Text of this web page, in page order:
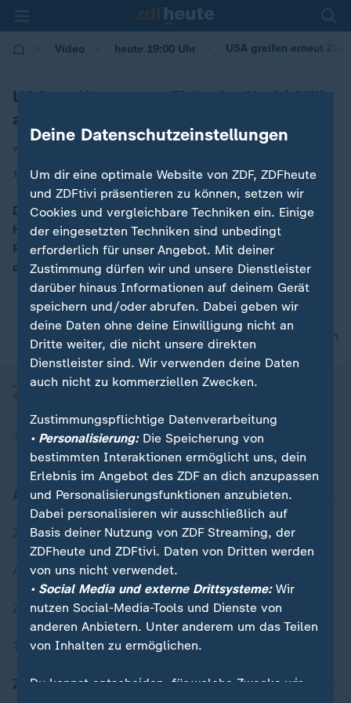
Video heute 19:00 Uhr USA greifen erneut
USA greifen erneut Ziele der Huthi-Miliz
an
von Benjamin Daniel
13.01.2024 | 19:00 |
Die USA haben erneut einen Militärschlag gegen die
Huthi-Miliz im Jemen geführt. Ziel sei eine
Radaranlage gewesen. Hintergrund sind die Angriffe
der Huthi-Rebellen im Roten Meer.
nach oben
Aktuell bei ZDFheute
Zuletzt veröffentlicht
Aktuelle Sendungs-Videos
ZDFheute Stories
Themen im Überblick
ZDFheute Update
Deine Datenschutzeinstellungen
Um dir eine optimale Website von ZDF, ZDFheute
und ZDFtivi präsentieren zu können, setzen wir
Cookies und vergleichbare Techniken ein. Einige
der eingesetzten Techniken sind unbedingt
erforderlich für unser Angebot. Mit deiner
Zustimmung dürfen wir und unsere Dienstleister
darüber hinaus Informationen auf deinem Gerät
speichern und/oder abrufen. Dabei geben wir
deine Daten ohne deine Einwilligung nicht an
Dritte weiter, die nicht unsere direkten
Dienstleister sind. Wir verwenden deine Daten
auch nicht zu kommerziellen Zwecken.
Zustimmungspflichtige Datenverarbeitung
• Personalisierung:Die Speicherung von
bestimmten Interaktionen ermöglicht uns, dein
Erlebnis im Angebot des ZDF an dich anzupassen
und Personalisierungsfunktionen anzubieten.
Dabei personalisieren wir ausschließlich auf
Basis deiner Nutzung von ZDF Streaming, der
ZDFheute und ZDFtivi. Daten von Dritten werden
von uns nicht verwendet.
• Social Media und externe Drittsysteme:Wir
nutzen Social-Media-Tools und Dienste von
anderen Anbietern. Unter anderem um das Teilen
von Inhalten zu ermöglichen.
Du kannst entscheiden, für welche Zwecke wir